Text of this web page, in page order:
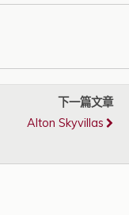
下一篇文章
Alton Skyvillas